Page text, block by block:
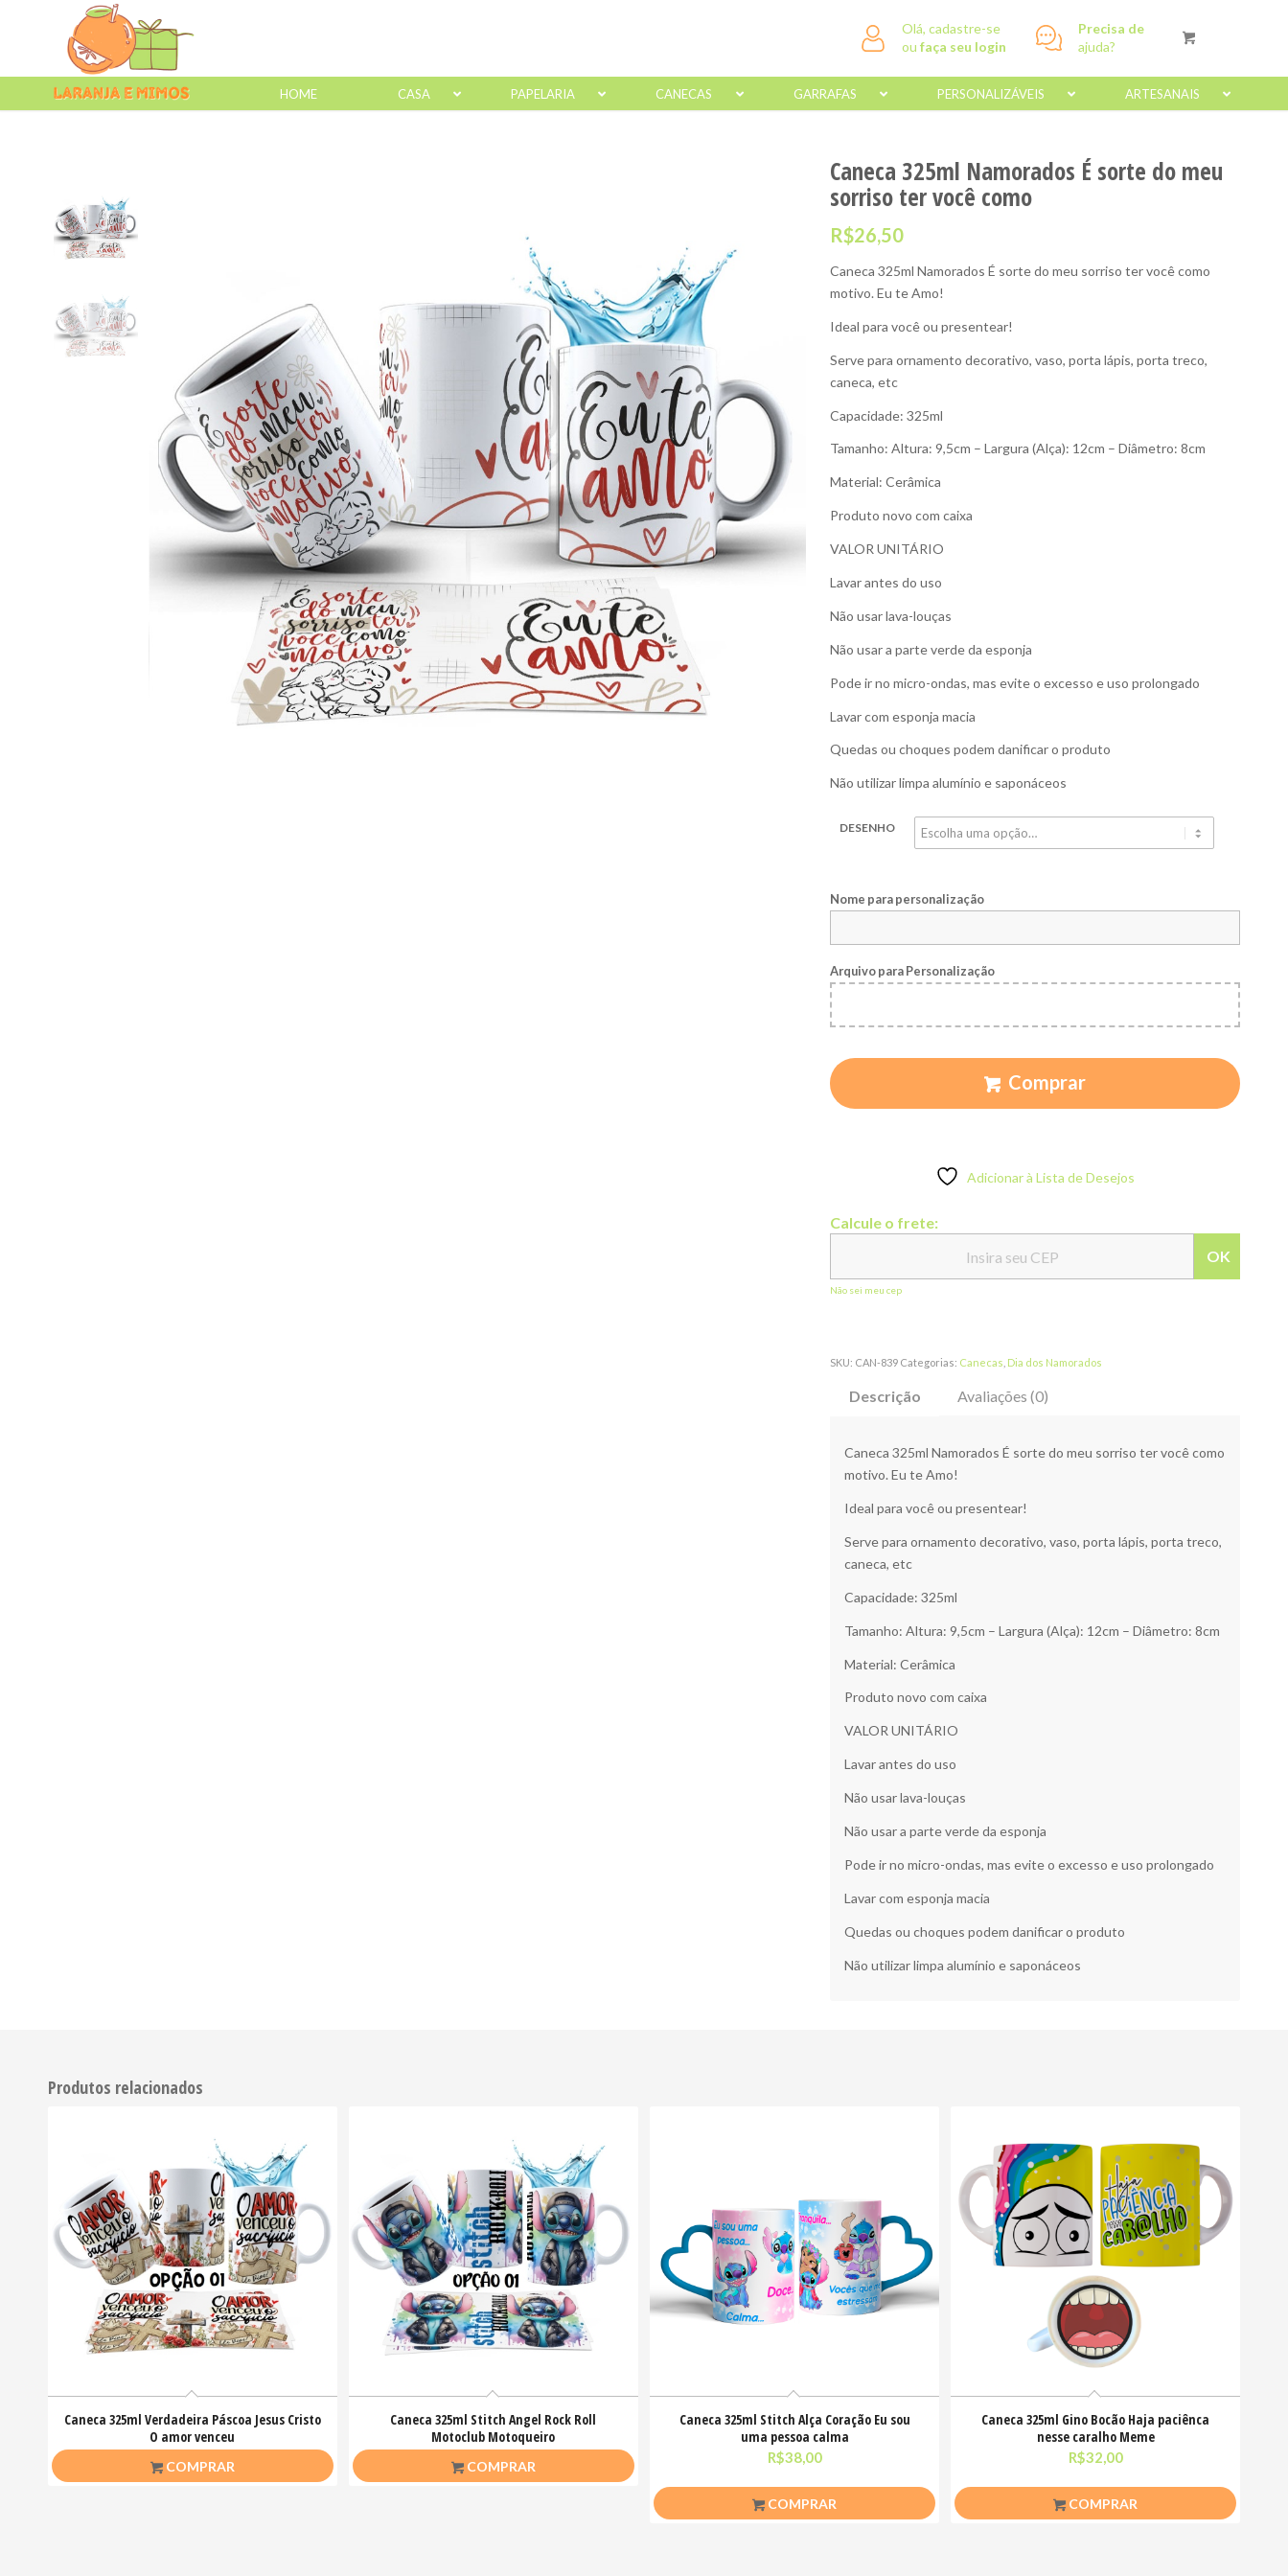
Olá, cadastre-se
oufaça seu login
Precisa de
ajuda?
HOME CASA PAPELARIA CANECAS GARRAFAS PERSONALIZÁVEIS ARTESANAIS
Caneca 325ml Namorados É sorte do meu
sorriso ter você como
R$26,50
Caneca 325ml Namorados É sorte do meu sorriso ter você como
motivo. Eu te Amo!
Ideal para você ou presentear!
Serve para ornamento decorativo, vaso, porta lápis, porta treco,
caneca, etc
Capacidade: 325ml
Tamanho: Altura: 9,5cm – Largura (Alça): 12cm – Diâmetro: 8cm
Material: Cerâmica
Produto novo com caixa
VALOR UNITÁRIO
Lavar antes do uso
Não usar lava-louças
Não usar a parte verde da esponja
Pode ir no micro-ondas, mas evite o excesso e uso prolongado
Lavar com esponja macia
Quedas ou choques podem danificar o produto
Não utilizar limpa alumínio e saponáceos
DESENHO
Nome para personalização
Arquivo para Personalização
Comprar
Adicionar à Lista de Desejos
Calcule o frete:
OK
Não sei meu cep
SKU: CAN-839 Categorias: Canecas Dia dos Namorados
Descrição Avaliações (0)
Caneca 325ml Namorados É sorte do meu sorriso ter você como
motivo. Eu te Amo!
Ideal para você ou presentear!
Serve para ornamento decorativo, vaso, porta lápis, porta treco,
caneca, etc
Capacidade: 325ml
Tamanho: Altura: 9,5cm – Largura (Alça): 12cm – Diâmetro: 8cm
Material: Cerâmica
Produto novo com caixa
VALOR UNITÁRIO
Lavar antes do uso
Não usar lava-louças
Não usar a parte verde da esponja
Pode ir no micro-ondas, mas evite o excesso e uso prolongado
Lavar com esponja macia
Quedas ou choques podem danificar o produto
Não utilizar limpa alumínio e saponáceos
Produtos relacionados
Caneca 325ml Verdadeira Páscoa Jesus Cristo
O amor venceu
COMPRAR
Caneca 325ml Stitch Angel Rock Roll
Motoclub Motoqueiro
COMPRAR
Caneca 325ml Stitch Alça Coração Eu sou
uma pessoa calma
R$38,00
COMPRAR
Caneca 325ml Gino Bocão Haja paciênca
nesse caralho Meme
R$32,00
COMPRAR